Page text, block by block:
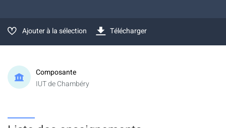
Ajouter à la sélection Télécharger
Composante
IUT de Chambéry